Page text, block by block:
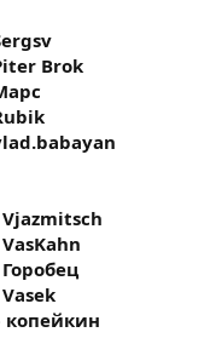
Brok
Vjazmitsch
копейкин